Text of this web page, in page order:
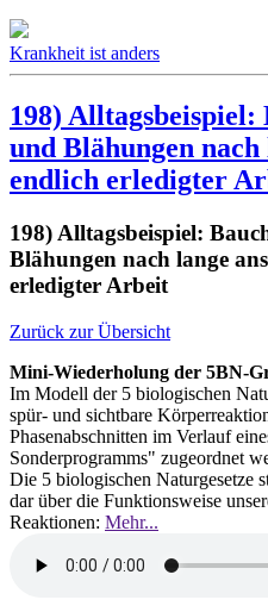
Krankheit ist anders
198) Alltagsbeispiel:
und Blähungen nach
endlich erledigter
198) Alltagsbeispiel:
Blähungen nach lange
erledigter Arbeit
Zurück zur Übersicht
Mini-Wiederholung der 5BN-
Im Modell der 5 biologischen
spür- und sichtbare
Phasenabschnitten im Verlauf
Sonderprogramms" zugeordnet
Die 5 biologischen Naturgesetze
dar über die Funktionsweise
Reaktionen: Mehr...